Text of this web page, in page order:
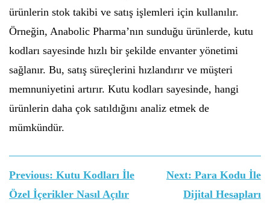
ürünlerin stok takibi ve satış işlemleri için kullanılır.
Örneğin, Anabolic Pharma’nın sunduğu ürünlerde, kutu
kodları sayesinde hızlı bir şekilde envanter yönetimi
sağlanır. Bu, satış süreçlerini hızlandırır ve müşteri
memnuniyetini artırır. Kutu kodları sayesinde, hangi
ürünlerin daha çok satıldığını analiz etmek de
mümkündür.
Yazı
gezinmesi
Previous: Kutu Kodları İle
Özel İçerikler Nasıl Açılır
Next: Para Kodu İle
Dijital Hesapları